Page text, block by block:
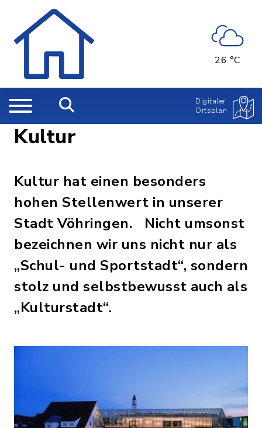
26 °C
Digitaler
Ortsplan
Kultur
Kultur hat einen besonders
hohen Stellenwert in unserer
Stadt Vöhringen. Nicht umsonst
bezeichnen wir uns nicht nur als
„Schul- und Sportstadt“, sondern
stolz und selbstbewusst auch als
„Kulturstadt“.